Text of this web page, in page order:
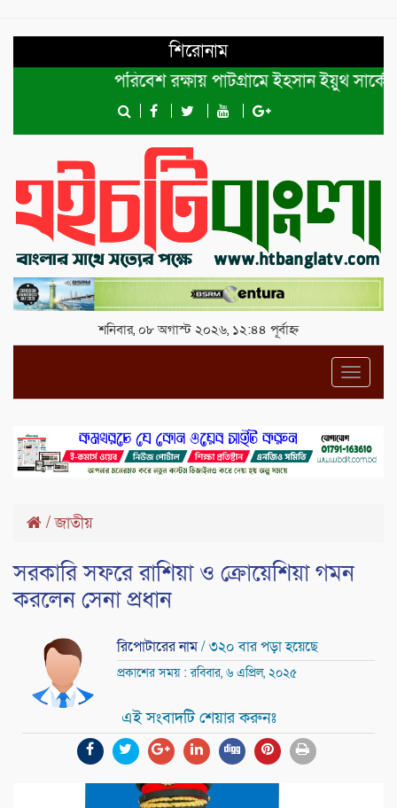
শিরোনাম
পরিবেশ রক্ষায় পাটগ্রামে ইহসান ইয়ুথ সার্কেলের
শনিবার, ০৮ অগাস্ট ২০২৬, ১২:৪৪ পূর্বাহ্ন
/জাতীয়
সরকারি সফরে রাশিয়া ও ক্রোয়েশিয়া গমন
করলেন সেনা প্রধান
রিপোটারের নাম/ ৩২০ বার পড়া হয়েছে
প্রকাশের সময় : রবিবার, ৬ এপ্রিল, ২০২৫
এই সংবাদটি শেয়ার করুনঃ